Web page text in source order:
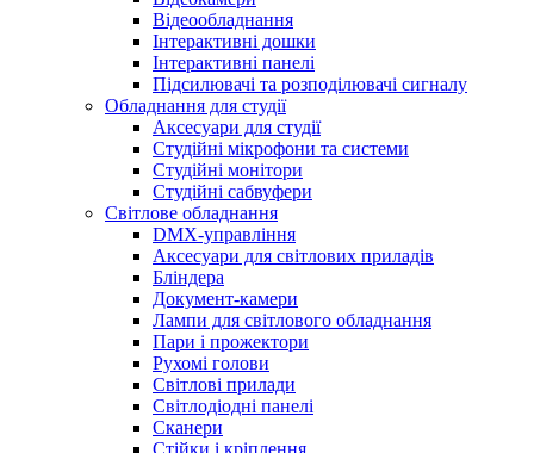
Відеообладнання
Інтерактивні дошки
Інтерактивні панелі
Підсилювачі та розподілювачі сигналу
Обладнання для студії
Аксесуари для студії
Студійні мікрофони та системи
Студійні монітори
Студійні сабвуфери
Світлове обладнання
DMX-управління
Аксесуари для світлових приладів
Бліндера
Документ-камери
Лампи для світлового обладнання
Пари і прожектори
Рухомі голови
Світлові прилади
Світлодіодні панелі
Сканери
Стійки і кріплення